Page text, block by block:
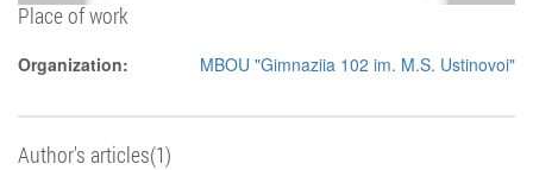
Place of work
Organization: MBOU "Gimnaziia 102 im. M.S. Ustinovoi"
Author's articles(1)